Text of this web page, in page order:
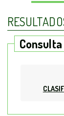
Consulta